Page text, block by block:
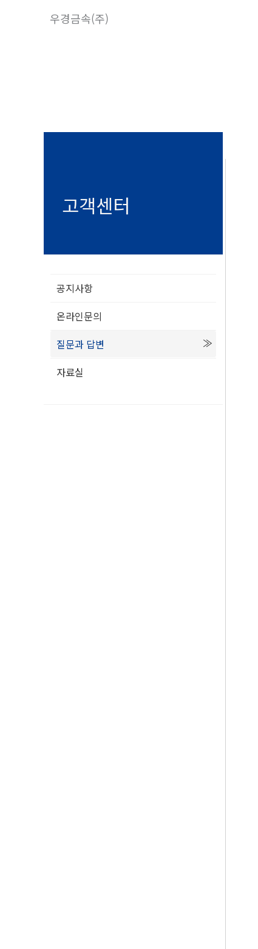
우경금속(주)
고객센터
공지사항
온라인문의
질문과 답변
자료실